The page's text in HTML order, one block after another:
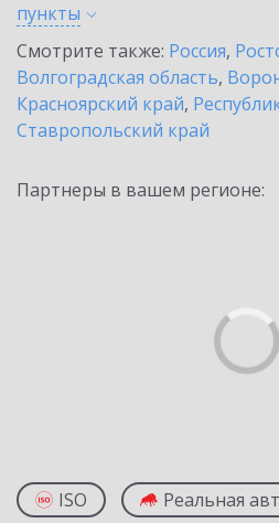
пункты
Смотрите также: Россия,
Волгоградская область,
Красноярский край,
Ставропольский край
Партнеры в вашем регионе:
ISO Реальная